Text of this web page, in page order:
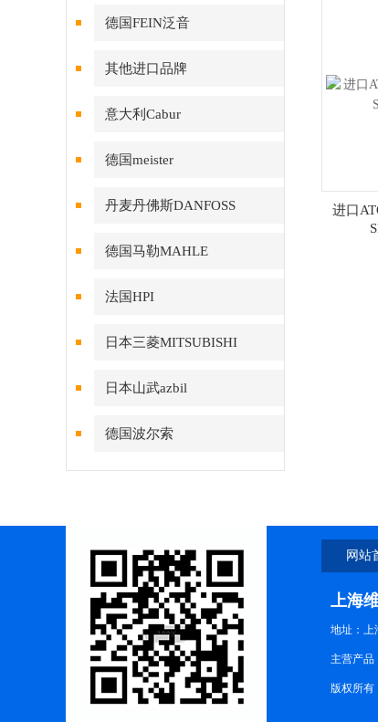
德国FEIN泛音
其他进口品牌
意大利Cabur
德国meister
丹麦丹佛斯DANFOSS
德国马勒MAHLE
法国HPI
日本三菱MITSUBISHI
日本山武azbil
德国波尔索
进口
网站
上海
地址：上
主营产品
版权所有